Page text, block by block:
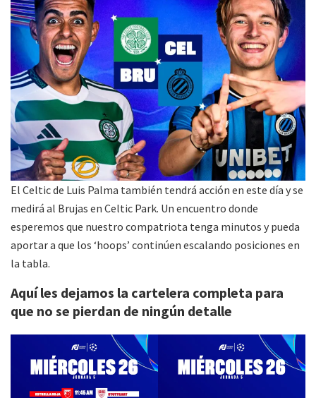
El Celtic de Luis Palma también tendrá acción en este día y se
medirá al Brujas en Celtic Park. Un encuentro donde
esperemos que nuestro compatriota tenga minutos y pueda
aportar a que los ‘hoops’ continúen escalando posiciones en
la tabla.
Aquí les dejamos la cartelera completa para
que no se pierdan de ningún detalle